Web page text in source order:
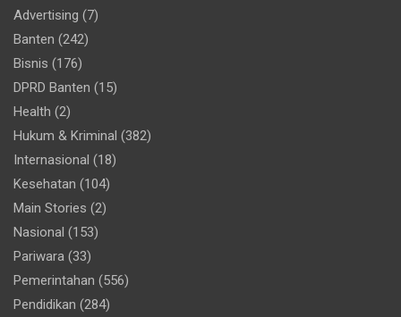
Advertising (7)
Banten (242)
Bisnis (176)
DPRD Banten (15)
Health (2)
Hukum & Kriminal (382)
Internasional (18)
Kesehatan (104)
Main Stories (2)
Nasional (153)
Pariwara (33)
Pemerintahan (556)
Pendidikan (284)